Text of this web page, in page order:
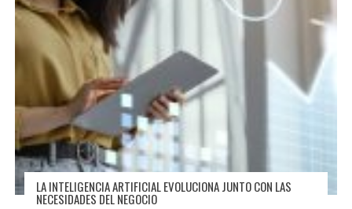
LA INTELIGENCIA ARTIFICIAL EVOLUCIONA JUNTO CON LAS
NECESIDADES DEL NEGOCIO